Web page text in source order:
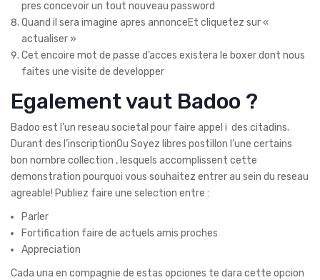
pres concevoir un tout nouveau password
Quand il sera imagine apres annonceEt cliquetez sur «
actualiser »
Cet encoire mot de passe d’acces existera le boxer dont nous
faites une visite de developper
Egalement vaut Badoo ?
Badoo est l’un reseau societal pour faire appel i des citadins.
Durant des l’inscriptionOu Soyez libres postillon l’une certains
bon nombre collection , lesquels accomplissent cette
demonstration pourquoi vous souhaitez entrer au sein du reseau
agreable! Publiez faire une selection entre :
Parler
Fortification faire de actuels amis proches
Appreciation
Cada una en compagnie de estas opciones te dara cette opcion